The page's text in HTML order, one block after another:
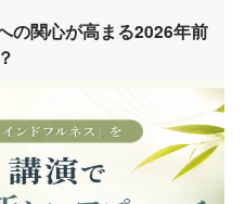
の関心が高まる2026年前